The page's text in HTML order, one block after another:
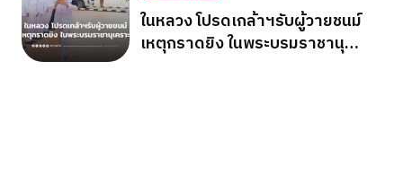
ในหลวง โปรดเกล้าฯรับผู้วายชนม์
เหตุกราดยิง ในพระบรมราชานุ